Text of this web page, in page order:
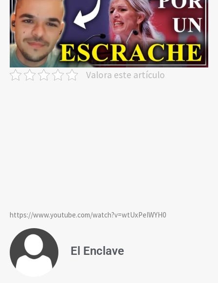
Valora este artículo
https://www.youtube.com/watch?v=wtUxPeIWYH0
El Enclave